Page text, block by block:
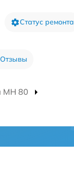
Статус ремонта
Отзывы
MH 80